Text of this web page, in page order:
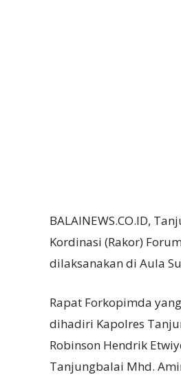
BALAINEWS.CO.ID,
Kordinasi (Rakor)
dilaksanakan di Aula
Rapat Forkopimda
dihadiri Kapolres
Robinson Hendrik
Tanjungbalai Mhd.